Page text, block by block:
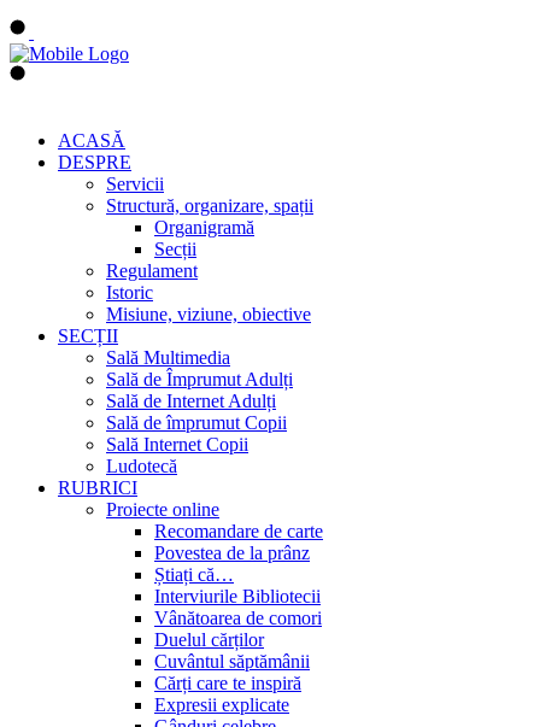
ACASĂ
DESPRE
Servicii
Structură, organizare, spații
Organigramă
Secții
Regulament
Istoric
Misiune, viziune, obiective
SECȚII
Sală Multimedia
Sală de Împrumut Adulți
Sală de Internet Adulți
Sală de împrumut Copii
Sală Internet Copii
Ludotecă
RUBRICI
Proiecte online
Recomandare de carte
Povestea de la prânz
Știați că…
Interviurile Bibliotecii
Vânătoarea de comori
Duelul cărților
Cuvântul săptămânii
Cărți care te inspiră
Expresii explicate